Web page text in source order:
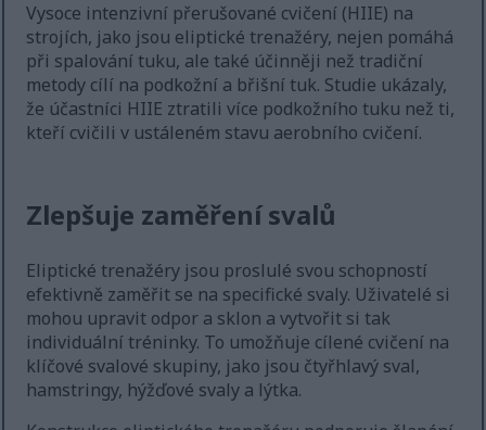
Vysoce intenzivní přerušované cvičení (HIIE) na
strojích, jako jsou eliptické trenažéry, nejen pomáhá
při spalování tuku, ale také účinněji než tradiční
metody cílí na podkožní a břišní tuk. Studie ukázaly,
že účastníci HIIE ztratili více podkožního tuku než ti,
kteří cvičili v ustáleném stavu aerobního cvičení.
Zlepšuje zaměření svalů
Eliptické trenažéry jsou proslulé svou schopností
efektivně zaměřit se na specifické svaly. Uživatelé si
mohou upravit odpor a sklon a vytvořit si tak
individuální tréninky. To umožňuje cílené cvičení na
klíčové svalové skupiny, jako jsou čtyřhlavý sval,
hamstringy, hýžďové svaly a lýtka.